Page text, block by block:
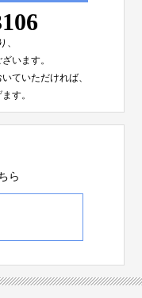
、
います。
ていただければ、
す。
ら